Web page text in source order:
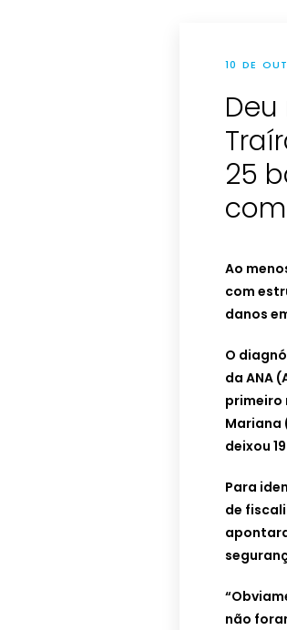
10 DE
25
Ao
com
danos
O
da ANA
primeiro
Mariana
deixou
Para
de
não